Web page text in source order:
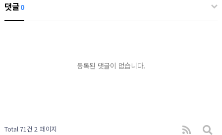
댓글0
등록된 댓글이 없습니다.
Total 71건 2 페이지